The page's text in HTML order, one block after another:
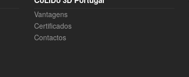
Vantagens
Certificados
Contactos